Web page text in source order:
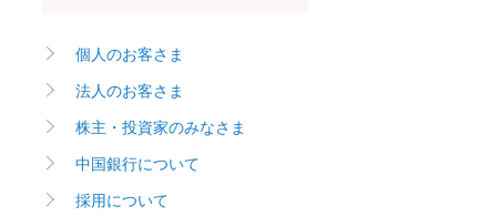
個人のお客さま
法人のお客さま
株主・投資家のみなさま
中国銀行について
採用について